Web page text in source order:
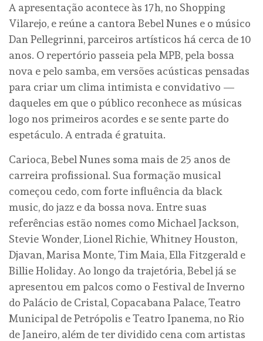
A apresentação acontece às 17h, no Shopping
Vilarejo, e reúne a cantora Bebel Nunes e o músico
Dan Pellegrinni, parceiros artísticos há cerca de 10
anos. O repertório passeia pela MPB, pela bossa
nova e pelo samba, em versões acústicas pensadas
para criar um clima intimista e convidativo —
daqueles em que o público reconhece as músicas
logo nos primeiros acordes e se sente parte do
espetáculo. A entrada é gratuita.
Carioca, Bebel Nunes soma mais de 25 anos de
carreira profissional. Sua formação musical
começou cedo, com forte influência da black
music, do jazz e da bossa nova. Entre suas
referências estão nomes como Michael Jackson,
Stevie Wonder, Lionel Richie, Whitney Houston,
Djavan, Marisa Monte, Tim Maia, Ella Fitzgerald e
Billie Holiday. Ao longo da trajetória, Bebel já se
apresentou em palcos como o Festival de Inverno
do Palácio de Cristal, Copacabana Palace, Teatro
Municipal de Petrópolis e Teatro Ipanema, no Rio
de Janeiro, além de ter dividido cena com artistas